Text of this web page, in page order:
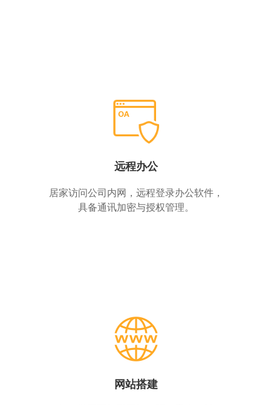
远程办公
居家访问公司内网，远程登录办公软件，
具备通讯加密与授权管理。
网站搭建